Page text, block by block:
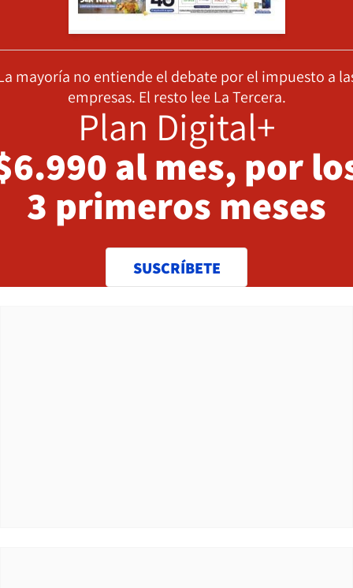
mayoría no entiende el debate por el impuesto a
empresas. El resto lee La Tercera.
Plan Digital+
al mes, por
3 primeros meses
SUSCRÍBETE